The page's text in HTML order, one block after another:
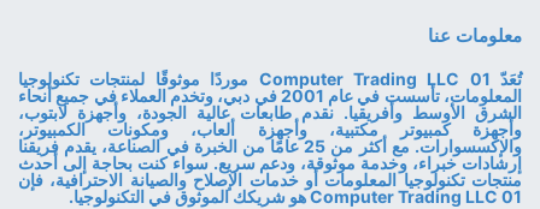
معلومات عنا
تُعَدّ 01 Computer Trading LLC موردًا موثوقًا لمنتجات تكنولوجيا
المعلومات، تأسست في عام 2001 في دبي، وتخدم العملاء في جميع أنحاء
الشرق الأوسط وأفريقيا. نقدم طابعات عالية الجودة، وأجهزة لابتوب،
وأجهزة كمبيوتر مكتبية، وأجهزة ألعاب، ومكونات الكمبيوتر،
والإكسسوارات. مع أكثر من 25 عامًا من الخبرة في الصناعة، يقدم فريقنا
إرشادات خبراء، وخدمة موثوقة، ودعم سريع. سواء كنت بحاجة إلى أحدث
منتجات تكنولوجيا المعلومات أو خدمات الإصلاح والصيانة الاحترافية، فإن
01 Computer Trading LLC هو شريكك الموثوق في التكنولوجيا.